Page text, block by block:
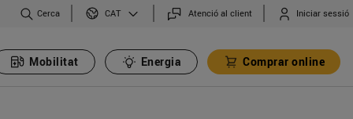
Cerca CAT Atenció al client Iniciar sessió
Mobilitat Energia Comprar online